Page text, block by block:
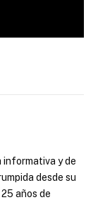
y de
desde su
años de